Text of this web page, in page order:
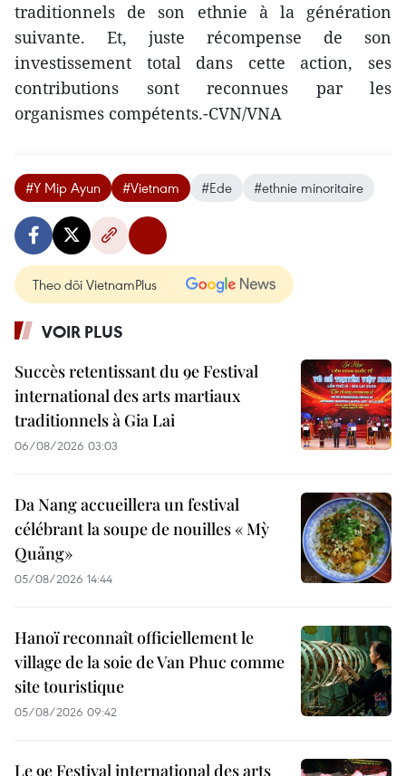
traditionnels de son ethnie à la génération
suivante. Et, juste récompense de son
investissement total dans cette action, ses
contributions sont reconnues par les
organismes compétents.-CVN/VNA
#Y Mip Ayun #Vietnam #Ede #ethnie minoritaire
Theo dõi VietnamPlus
VOIR PLUS
Succès retentissant du 9e Festival
international des arts martiaux
traditionnels à Gia Lai
06/08/2026 03:03
Da Nang accueillera un festival
célébrant la soupe de nouilles « Mỳ
Quảng»
05/08/2026 14:44
Hanoï reconnaît officiellement le
village de la soie de Van Phuc comme
site touristique
05/08/2026 09:42
Le 9e Festival international des arts